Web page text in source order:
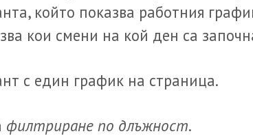
който показва работния
кои смени на кой ден са
с един график на страница.
филтриране по длъжност.